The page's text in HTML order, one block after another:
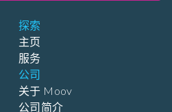
探索
主页
服务
公司
关于 Moov
公司简介